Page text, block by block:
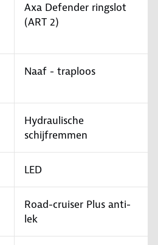
Axa Defender ringslot
(ART 2)
Naaf - traploos
Hydraulische
schijfremmen
LED
Road-cruiser Plus anti-
lek